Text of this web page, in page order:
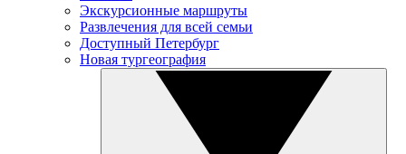
Экскурсионные маршруты
Развлечения для всей семьи
Доступный Петербург
Новая тургеография